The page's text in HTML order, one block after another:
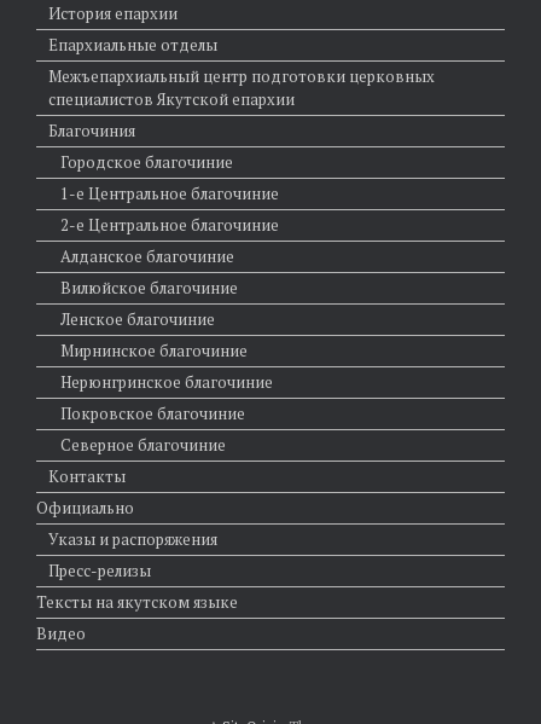
История епархии
Епархиальные отделы
Межъепархиальный центр подготовки церковных
специалистов Якутской епархии
Благочиния
Городское благочиние
1-е Центральное благочиние
2-е Центральное благочиние
Алданское благочиние
Вилюйское благочиние
Ленское благочиние
Мирнинское благочиние
Нерюнгринское благочиние
Покровское благочиние
Северное благочиние
Контакты
Официально
Указы и распоряжения
Пресс-релизы
Тексты на якутском языке
Видео